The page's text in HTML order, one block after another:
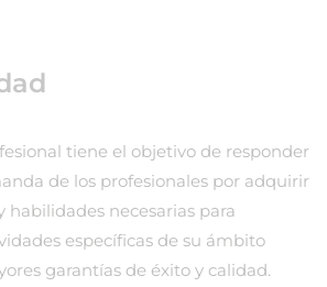
tiene el objetivo de responder
de los profesionales por adquirir
habilidades necesarias para
específicas de su ámbito
garantías de éxito y calidad.